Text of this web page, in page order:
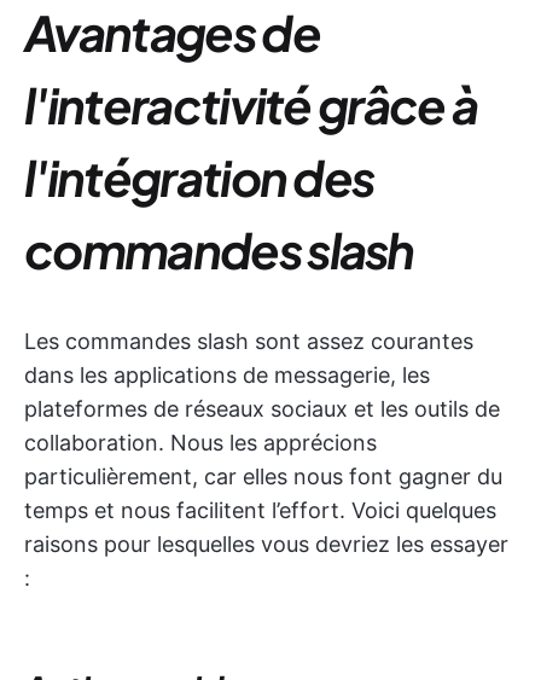
Avantages de
l'interactivité grâce à
l'intégration des
commandes slash
Les commandes slash sont assez courantes
dans les applications de messagerie, les
plateformes de réseaux sociaux et les outils de
collaboration. Nous les apprécions
particulièrement, car elles nous font gagner du
temps et nous facilitent l’effort. Voici quelques
raisons pour lesquelles vous devriez les essayer
: